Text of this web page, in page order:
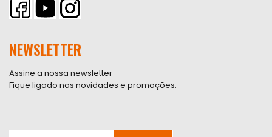
NEWSLETTER
Assine a nossa newsletter
Fique ligado nas novidades e promoções.